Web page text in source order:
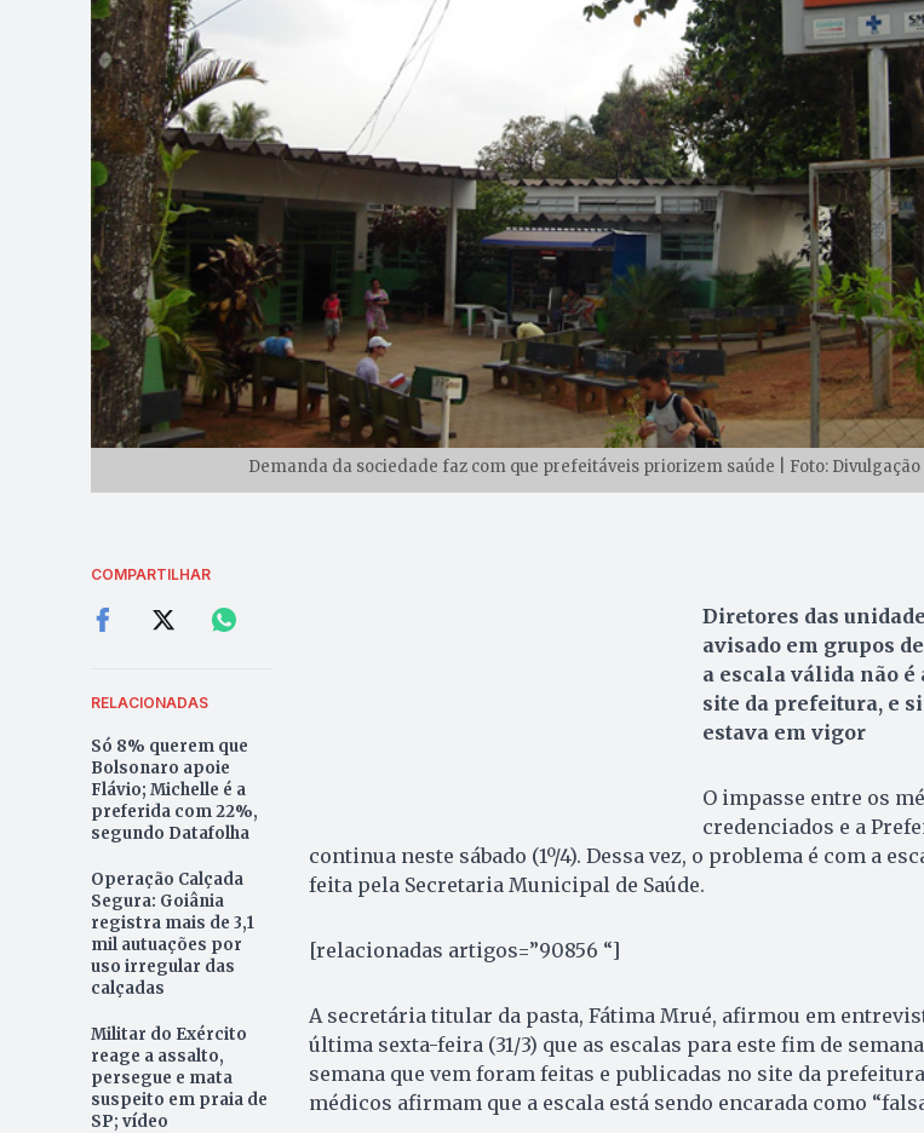
Demanda da sociedade faz com que prefeitáveis priorizem saúde | Foto: Divulgação
COMPARTILHAR
RELACIONADAS
Só 8% querem que
Bolsonaro apoie
Flávio; Michelle é a
preferida com 22%,
segundo Datafolha
Operação Calçada
Segura: Goiânia
registra mais de 3,1
mil autuações por
uso irregular das
calçadas
Militar do Exército
reage a assalto,
persegue e mata
suspeito em praia de
SP; vídeo
Diretores das
avisado em grupos
a escala válida não é
site da prefeitura, e
estava em vigor
O impasse entre os
credenciados e a
continua neste sábado (1º/4). Dessa vez, o problema é com a
feita pela Secretaria Municipal de Saúde.
[relacionadas artigos=”90856 “]
A secretária titular da pasta, Fátima Mrué, afirmou em
última sexta-feira (31/3) que as escalas para este fim de
semana que vem foram feitas e publicadas no site da
médicos afirmam que a escala está sendo encarada como